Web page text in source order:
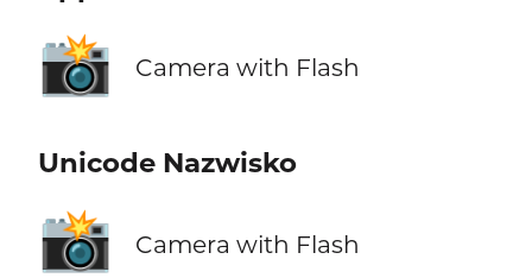
📸 Camera with Flash
Unicode Nazwisko
📸 Camera with Flash